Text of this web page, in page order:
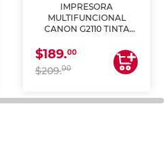
IMPRESORA
MULTIFUNCIONAL
CANON G2110 TINTA
$189.00
$209.00